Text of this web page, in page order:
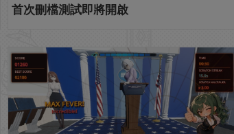
首次刪檔測試即將開啟